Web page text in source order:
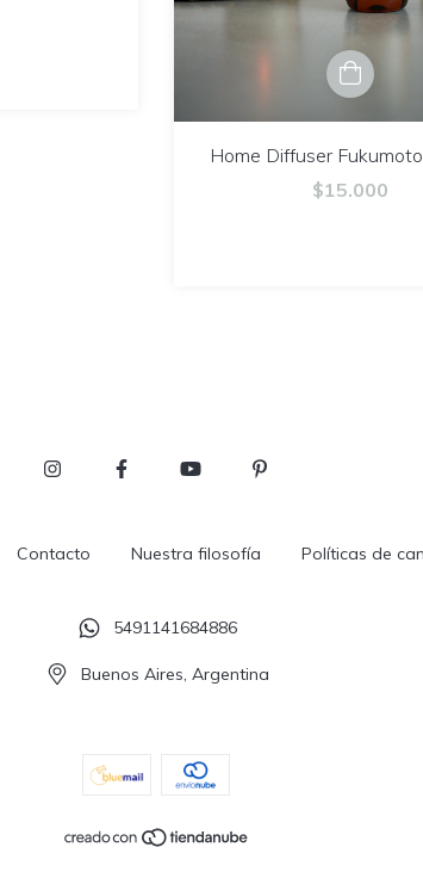
Home Diffuser
$15.000
Contacto Nuestra filosofía Políticas de
5491141684886
Buenos Aires, Argentina